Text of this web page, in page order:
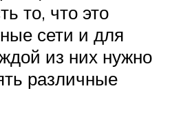
то, что это
сети и для
из них нужно
различные